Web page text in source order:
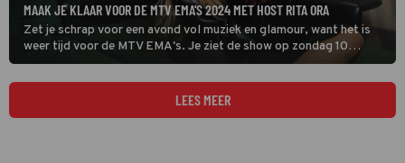
MAAK JE KLAAR VOOR DE MTV EMA'S 2024 MET HOST RITA ORA
Zet je schrap voor een avond vol muziek en glamour, want het is
weer tijd voor de MTV EMA's. Je ziet de show op zondag 10
november om 21:00 uur live vanuit Manchester op MTV, Comedy
Central en Paramount Network.
LEES MEER